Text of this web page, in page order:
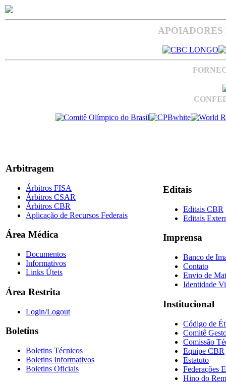
Arbitragem
Árbitros FISA
Árbitros CSAR
Árbitros CBR
Aplicação de Recursos Federais
Área Médica
Documentos
Informativos
Links Úteis
Área Restrita
Login/Logout
Boletins
Boletins Técnicos
Boletins Informativos
Boletins Oficiais
Editais
Editais CBR
Editais
Imprensa
Banco de
Contato
Envio de
Identidade
Institucional
Código de
Comitê
Comissão
Equipe CBR
Estatuto
Federações
Hino do